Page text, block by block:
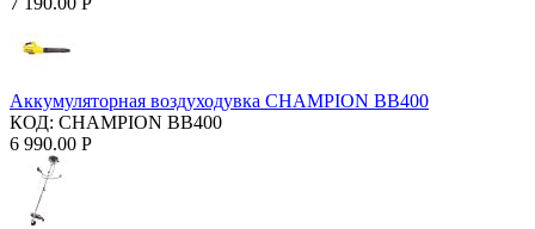
Аккумуляторная воздуходувка CHAMPION BB400
КОД: CHAMPION BB400
6 990.00 Р